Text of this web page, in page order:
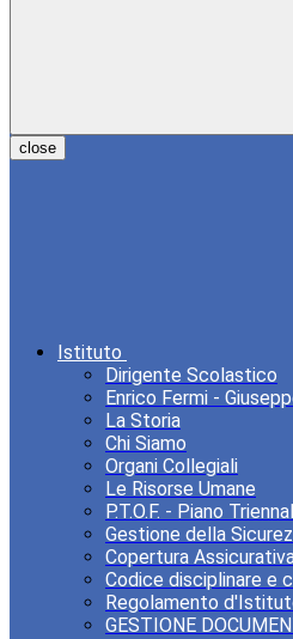
close
Istituto
Dirigente Scolastico
Enrico Fermi -
La Storia
Chi Siamo
Organi Collegiali
Le Risorse Umane
P.T.O.F. - Piano
Gestione della
Copertura
Codice disciplinare e
Regolamento
GESTIONE